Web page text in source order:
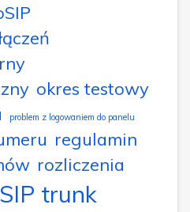
okres testowy
problem z logowaniem do panelu
regulamin
rozliczenia
SIP trunk